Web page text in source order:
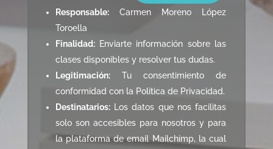
Responsable:Carmen Moreno López
Toroella
Finalidad:Enviarte información sobre las
clases disponibles y resolver tus dudas.
Legitimación:
Tu consentimiento de
conformidad con la Política de Privacidad.
Destinatarios: Los datos que nos facilitas
solo son accesibles para nosotros y para
la plataforma de email Mailchimp, la cual